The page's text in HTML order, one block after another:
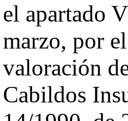
el apartado
marzo, por
valoración
Cabildos